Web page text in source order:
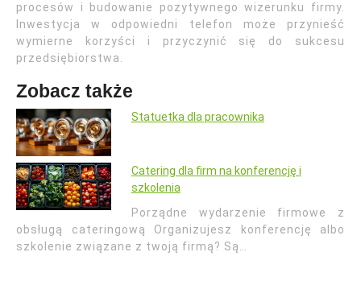
procesów i budowanie pozytywnego wizerunku firmy.
Inwestycja w odpowiedni telefon może przynieść
wymierne korzyści i przyczynić się do sukcesu
przedsiębiorstwa.
Zobacz także
Statuetka dla pracownika
Catering dla firm na konferencję i
szkolenia
Porządne wydarzenie firmowe z
obsługą cateringową Organizujesz konferencję albo
szkolenie związane z twoją firmą? Są…